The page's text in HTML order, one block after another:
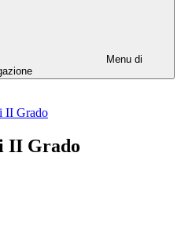
Menu di
II Grado
II Grado